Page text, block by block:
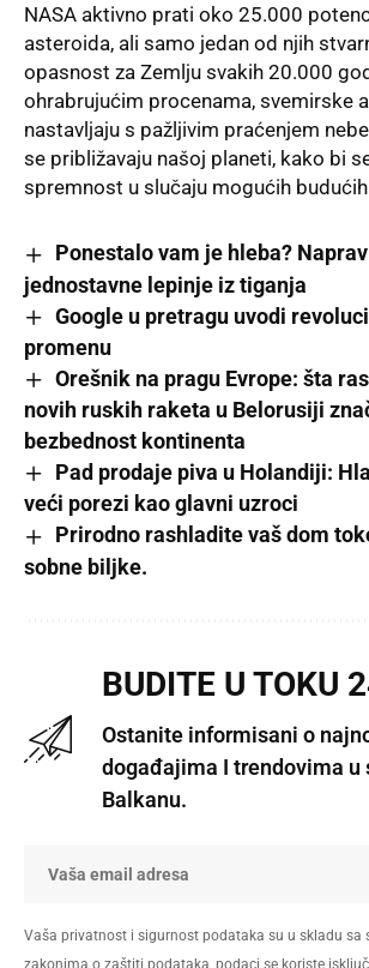
NASA aktivno prati oko 25.000
asteroida, ali samo jedan od njih
opasnost za Zemlju svakih 20.000
ohrabrujućim procenama, svemirske
nastavljaju s pažljivim praćenjem
se približavaju našoj planeti, kako bi
spremnost u slučaju mogućih
Ponestalo vam je hleba?
jednostavne lepinje iz tiganja
Google u pretragu uvodi
promenu
Orešnik na pragu Evrope: šta
novih ruskih raketa u Belorusiji
bezbednost kontinenta
Pad prodaje piva u Holandiji:
veći porezi kao glavni uzroci
Prirodno rashladite vaš dom
sobne biljke.
BUDITE U TOKU
Ostanite informisani o
događajima I trendovima u
Balkanu.
Vaša privatnost i sigurnost podataka su u skladu sa
zakonima o zaštiti podataka, podaci se koriste